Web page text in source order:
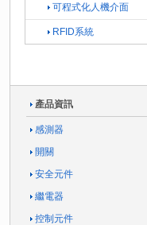
可程式化人機介面
RFID系統
產品資訊
感測器
開關
安全元件
繼電器
控制元件